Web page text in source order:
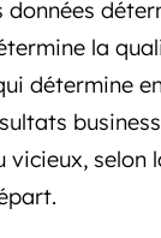
données
la
détermine
selon